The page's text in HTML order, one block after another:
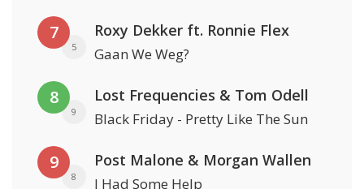
7
5
Roxy Dekker ft. Ronnie Flex
Gaan We Weg?
8
9
Lost Frequencies & Tom Odell
Black Friday - Pretty Like The Sun
9
8
Post Malone & Morgan Wallen
I Had Some Help